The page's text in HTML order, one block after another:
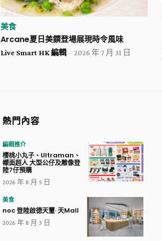
美食
Arcane夏日美饌登場展現時令風味
Live Smart HK 編輯 - 2026 年 7 月 31 日
熱門內容
編輯推介
櫻桃小丸子、Ultraman、
幪面超人 大型公仔及雕像登
陸7仔預購
2026 年 8 月 5 日
美食
noc 登陸啟德天璽· 天Mall
2026 年 8 月 3 日